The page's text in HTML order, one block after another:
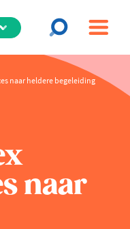
naar heldere begeleiding
naar